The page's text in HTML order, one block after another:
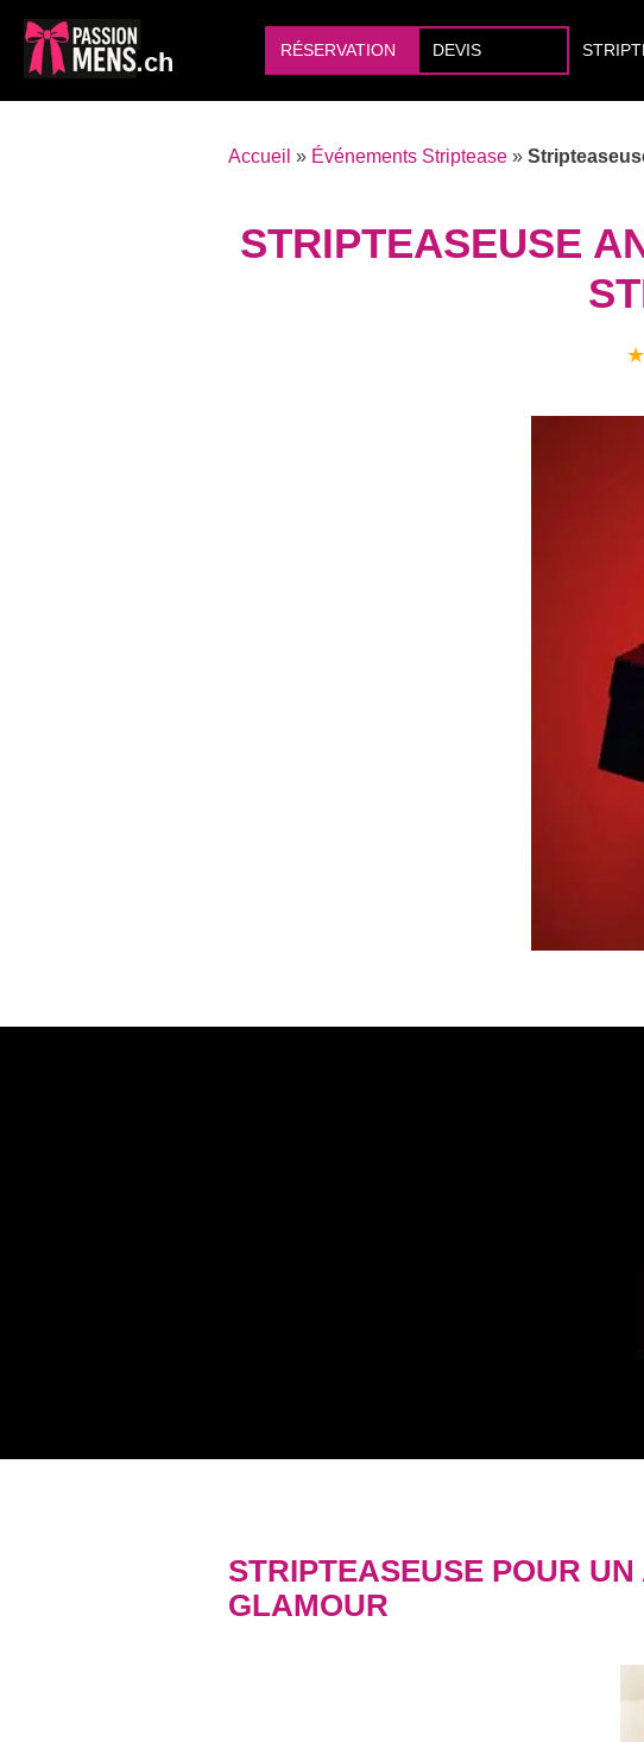
RÉSERVATION DEVIS
Accueil » Événements Striptease »
STRIPTEASEUSE
STRIPTEASEUSE POUR
GLAMOUR